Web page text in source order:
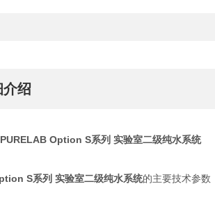
介绍
PURELAB Option S系列 实验室二级纯水系统
S系列 实验室二级纯水系统的主要技术参数